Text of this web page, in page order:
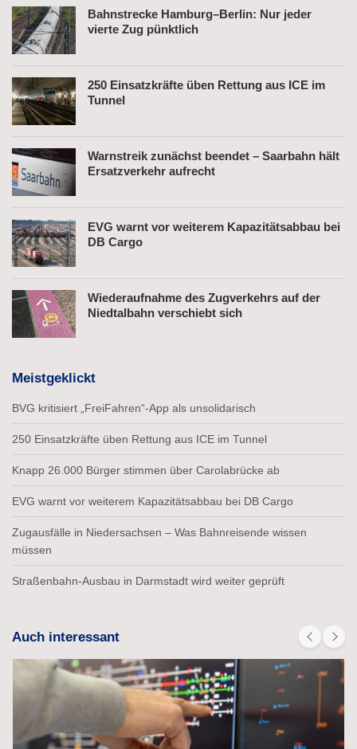
Bahnstrecke Hamburg–Berlin: Nur jeder
vierte Zug pünktlich
250 Einsatzkräfte üben Rettung aus ICE im
Tunnel
Warnstreik zunächst beendet – Saarbahn hält
Ersatzverkehr aufrecht
EVG warnt vor weiterem Kapazitätsabbau bei
DB Cargo
Wiederaufnahme des Zugverkehrs auf der
Niedtalbahn verschiebt sich
Meistgeklickt
BVG kritisiert „FreiFahren“-App als unsolidarisch
250 Einsatzkräfte üben Rettung aus ICE im Tunnel
Knapp 26.000 Bürger stimmen über Carolabrücke ab
EVG warnt vor weiterem Kapazitätsabbau bei DB Cargo
Zugausfälle in Niedersachsen – Was Bahnreisende wissen
müssen
Straßenbahn-Ausbau in Darmstadt wird weiter geprüft
Auch interessant